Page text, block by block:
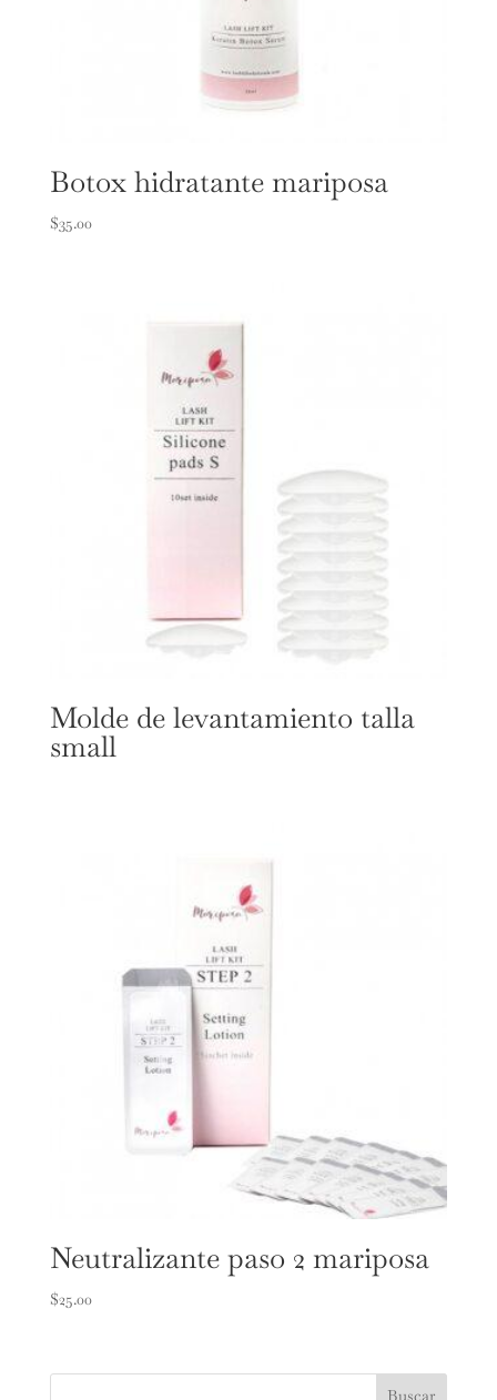
Botox hidratante mariposa
$35.00
Molde de levantamiento talla
small
Neutralizante paso 2 mariposa
$25.00